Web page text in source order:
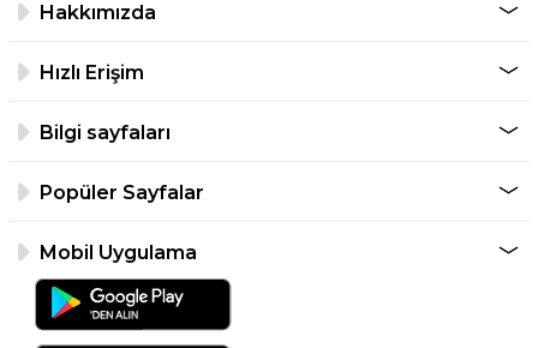
Hakkımızda
Hızlı Erişim
Bilgi sayfaları
Popüler Sayfalar
Mobil Uygulama